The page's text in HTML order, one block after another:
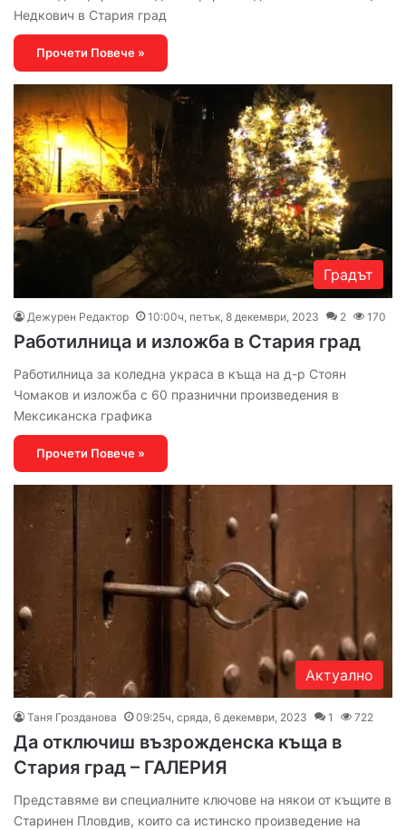
Недкович в Стария град
Прочети Повече »
Градът
Дежурен Редактор 10:00ч, петък, 8 декември, 2023 2 170
Работилница и изложба в Стария град
Работилница за коледна украса в къща на д-р Стоян
Чомаков и изложба с 60 празнични произведения в
Мексиканска графика
Прочети Повече »
Актуално
Таня Грозданова 09:25ч, сряда, 6 декември, 2023 1 722
Да отключиш възрожденска къща в
Стария град – ГАЛЕРИЯ
Представяме ви специалните ключове на някои от къщите в
Старинен Пловдив, които са истинско произведение на